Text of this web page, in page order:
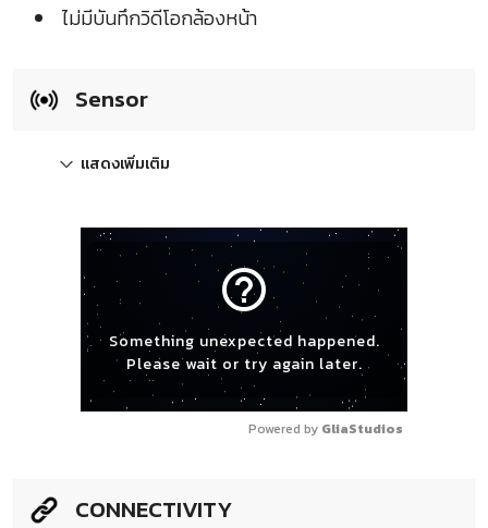
ไม่มีบันทึกวิดีโอกล้องหน้า
Sensor
แสดงเพิ่มเติม
help_outline
Something unexpected happened.
Please wait or try again later.
Powered by GliaStudios
CONNECTIVITY